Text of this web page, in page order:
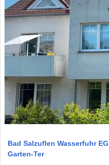
Bad Salzuflen Wasserfuhr
Garten-Ter